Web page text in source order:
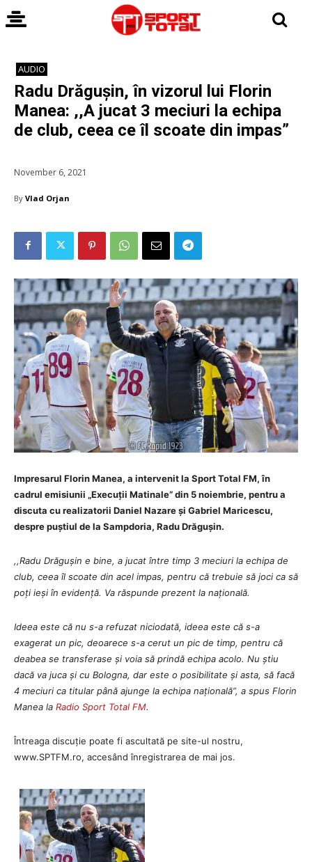
AUDIO
Radu Drăgușin, în vizorul lui Florin
Manea: ,,A jucat 3 meciuri la echipa
de club, ceea ce îl scoate din impas”
November 6, 2021
By Vlad Orjan
Impresarul Florin Manea, a intervenit la Sport Total FM, în
cadrul emisiunii „Execuții Matinale” din 5 noiembrie, pentru a
discuta cu realizatorii Daniel Nazare și Gabriel Maricescu,
despre puștiul de la Sampdoria, Radu Drăgușin.
,,Radu Drăgușin e bine, a jucat între timp 3 meciuri la echipa de
club, ceea îl scoate din acel impas, pentru că trebuie să joci ca să
poți ieși în evidență. Va răspunde prezent la națională.
Ideea este că nu s-a refuzat niciodată, ideea este că s-a
exagerat un pic, deoarece s-a cerut un pic de timp, pentru că
deabea se transferase și voia să prindă echipa acolo. Nu știu
dacă va juca și cu Bologna, dar este o posibilitate și asta, să facă
4 meciuri ca titular până ajunge la echipa națională”, a spus Florin
Manea la Radio Sport Total FM.
Întreaga discuție poate fi ascultată pe site-ul nostru,
www.SPTFM.ro, accesând înregistrarea de mai jos.